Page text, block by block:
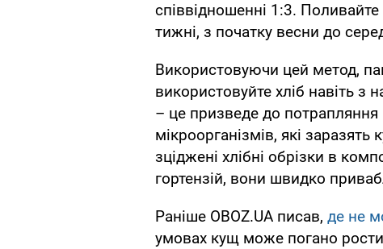
співвідношенні 1:3.
тижні, з початку весни до
Використовуючи цей метод,
використовуйте хліб навіть
– це призведе до
мікроорганізмів, які
зціджені хлібні обрізки в
гортензій, вони швидко
Раніше OBOZ.UA писав, де не
умовах кущ може погано